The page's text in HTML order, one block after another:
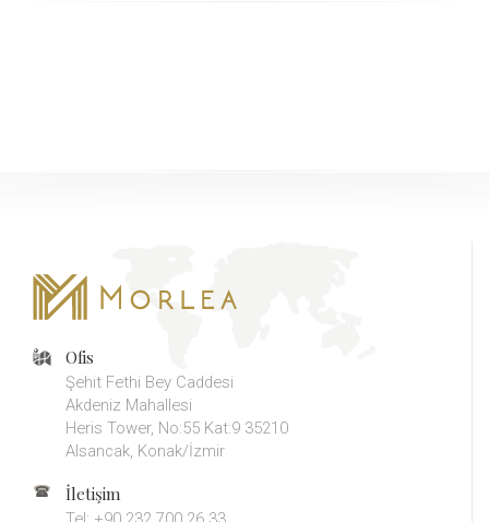
Ofis
Şehit Fethi Bey Caddesi
Akdeniz Mahallesi
Heris Tower, No:55 Kat:9 35210
Alsancak, Konak/İzmir
İletişim